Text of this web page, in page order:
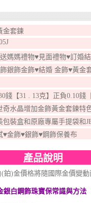
金套鍊
媽媽禮物♥見面禮物♥訂婚
銀飾金飾♥結婚 金飾♥黃金
錢【31 . 13克】正負0.10錢
奇水晶增加金飾黃金套鍊特
包裝盒和原廠專屬手提袋和
♥金飾♥銀飾♥鋼飾保養布
產品說明
)金價格將隨國際金價變動
銀白鋼飾珠寶保常識與方法